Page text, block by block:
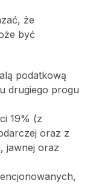
że
być
podatkową
drugiego progu
19% (z
oraz z
jawnej oraz